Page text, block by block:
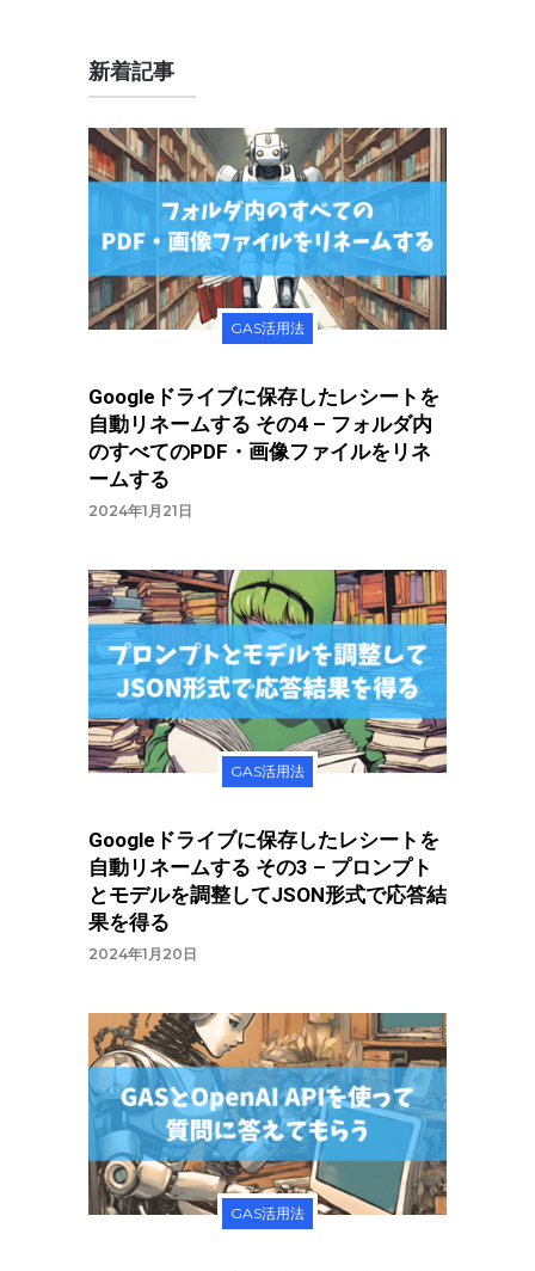
新着記事
GAS活用法
Googleドライブに保存したレシートを
自動リネームする その4 – フォルダ内
のすべてのPDF・画像ファイルをリネ
ームする
2024年1月21日
GAS活用法
Googleドライブに保存したレシートを
自動リネームする その3 – プロンプト
とモデルを調整してJSON形式で応答結
果を得る
2024年1月20日
GAS活用法